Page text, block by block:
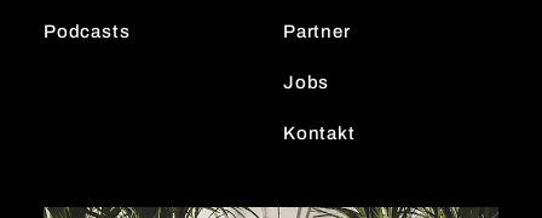
Podcasts Partner
Jobs
Kontakt